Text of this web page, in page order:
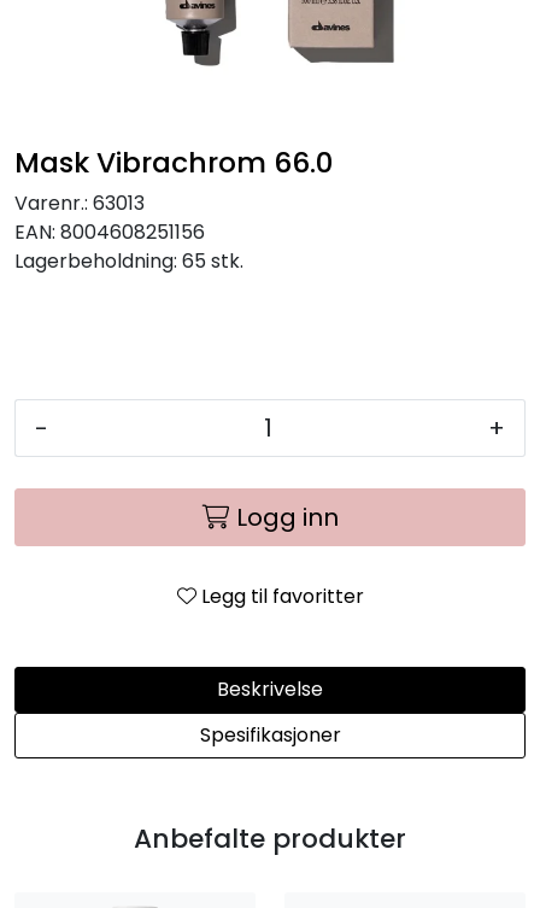
Mask Vibrachrom 66.0
Varenr.: 63013
EAN: 8004608251156
Lagerbeholdning: 65 stk.
- +
Logg inn
Legg til favoritter
Beskrivelse
Spesifikasjoner
Anbefalte produkter